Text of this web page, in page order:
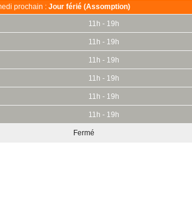
prochain : Jour férié (Assomption)
11h - 19h
11h - 19h
11h - 19h
11h - 19h
11h - 19h
11h - 19h
Fermé